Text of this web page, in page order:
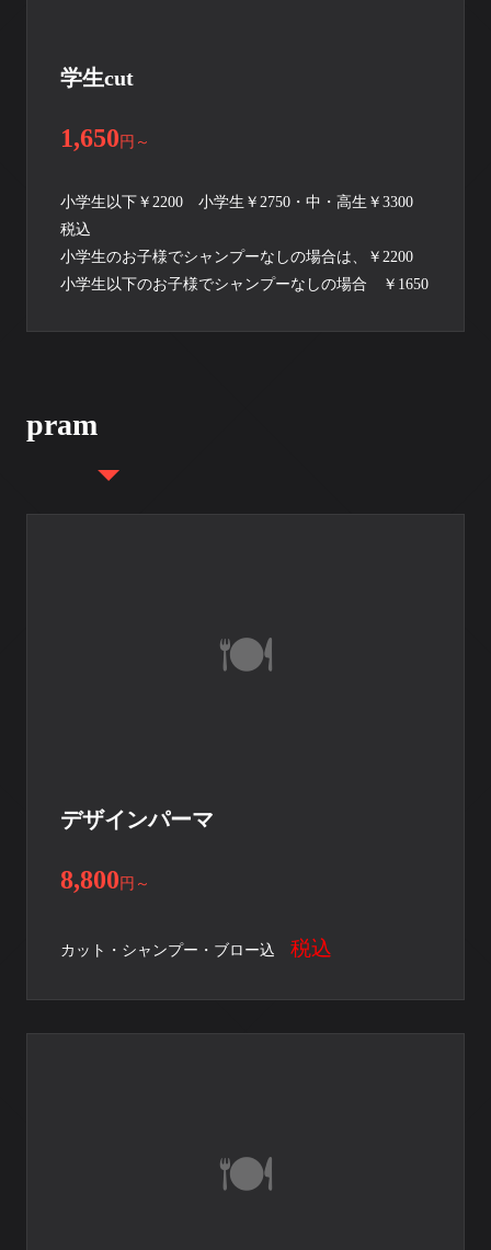
学生cut
1,650 円 ～
小学生以下￥2200 小学生￥2750・中・高生￥3300
税込
小学生のお子様でシャンプーなしの場合は、￥2200
小学生以下のお子様でシャンプーなしの場合 ￥1650
pram
デザインパーマ
8,800 円 ～
カット・シャンプー・ブロー込 税込